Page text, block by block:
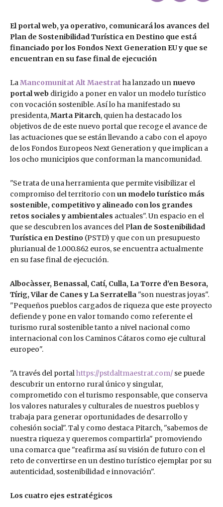
El portal web, ya operativo, comunicará los avances del
Plan de Sostenibilidad Turística en Destino que está
financiado por los Fondos Next Generation EU y que se
encuentran en su fase final de ejecución
LaMancomunitat Alt Maestrat ha lanzado un nuevo
portal web dirigido a poner en valor un modelo turístico
con vocación sostenible. Así lo ha manifestado su
presidenta,Marta Pitarch, quien ha destacado los
objetivos de de este nuevo portal que recoge el avance de
las actuaciones que se están llevando a cabo con el apoyo
de los Fondos Europeos Next Generation y que implican a
los ocho municipios que conforman la mancomunidad.
"Se trata de una herramienta que permite visibilizar el
compromiso del territorio conun modelo turístico más
sostenible, competitivo y alineado con los grandes
retos sociales y ambientales actuales". Un espacio en el
que se descubren los avances del Plan de Sostenibilidad
Turística en Destino (PSTD) y que con un presupuesto
plurianual de 1.000.862 euros, se encuentra actualmente
en su fase final de ejecución.
Albocàsser, Benassal, Catí, Culla, La Torre d'en Besora,
Tírig, Vilar de Canes y La Serratella "son nuestras joyas".
"Pequeños pueblos cargados de riqueza que este proyecto
defiende y pone en valor tomando como referente el
turismo rural sostenible tanto a nivel nacional como
internacional con los Caminos Cátaros como eje cultural
europeo".
"A través del portalhttps://pstdaltmaestrat.com/ se puede
descubrir un entorno rural único y singular,
comprometido con el turismo responsable, que conserva
los valores naturales y culturales de nuestros pueblos y
trabaja para generar oportunidades de desarrollo y
cohesión social". Tal y como destaca Pitarch, "sabemos de
nuestra riqueza y queremos compartirla" promoviendo
una comarca que "reafirma así su visión de futuro con el
reto de convertirse en un destino turístico ejemplar por su
autenticidad, sostenibilidad e innovación".
Los cuatro ejes estratégicos